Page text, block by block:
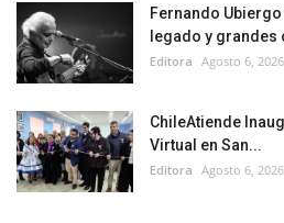
Fernando
legado y grandes
Editora Agosto 6, 2026
ChileAtiende
Virtual en San...
Editora Agosto 6, 2026